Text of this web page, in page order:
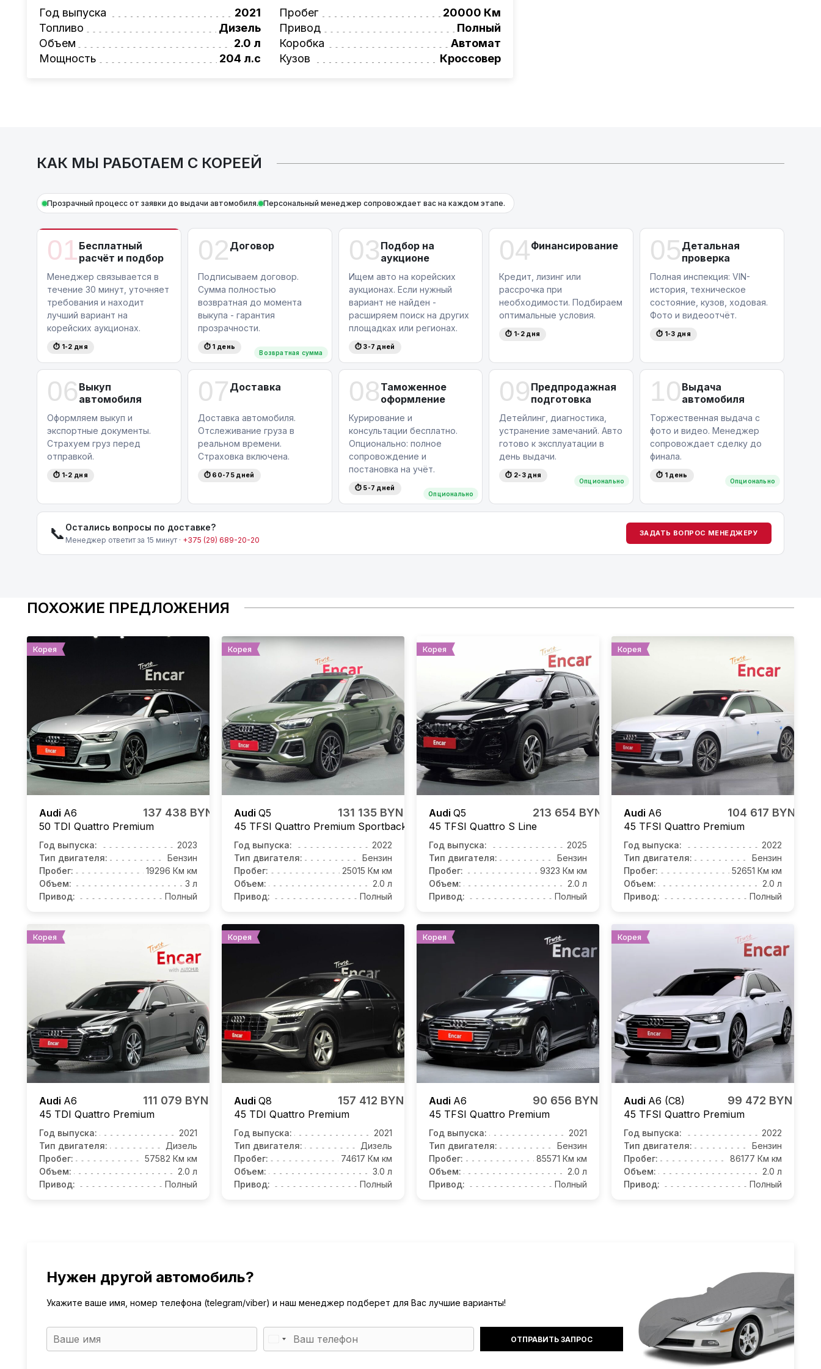
Также, для граждан РБ действует
лизинговая программа на НОВЫЕ автомобили.
Условия и подробности можно узнать по номеру:+375 (29) 689-20-20
AutoCapital
– просто доверьте работу профессионалам!
Год выпуска
2021
Топливо
Дизель
Объем
2.0 л
Мощность
204 л.с
Пробег
20000 Км
Привод
Полный
Коробка
Автомат
Кузов
Кроссовер
КАК МЫ РАБОТАЕМ С КОРЕЕЙ
Прозрачный процесс от заявки до выдачи автомобиля. Персональный менеджер сопровождает вас на каждом этапе.
01 Бесплатный
расчёт и подбор
Менеджер связывается в
течение 30 минут, уточняет
требования и находит
лучший вариант на
корейских аукционах.
⏱ 1-2 дня
02 Договор
Возвратная сумма
Подписываем договор.
Сумма полностью
возвратная до момента
выкупа - гарантия
прозрачности.
⏱ 1 день
03 Подбор на
аукционе
Ищем авто на корейских
аукционах. Если нужный
вариант не найден -
расширяем поиск на других
площадках или регионах.
⏱ 3-7 дней
04Финансирование
Кредит, лизинг или
рассрочка при
необходимости. Подбираем
оптимальные условия.
⏱ 1-2 дня
05 Детальная
проверка
Полная инспекция: VIN-
история, техническое
состояние, кузов, ходовая.
Фото и видеоотчёт.
⏱ 1-3 дня
06 Выкуп
автомобиля
Оформляем выкуп и
экспортные документы.
Страхуем груз перед
отправкой.
⏱ 1-2 дня
07 Доставка
Доставка автомобиля.
Отслеживание груза в
реальном времени.
Страховка включена.
⏱ 60-75 дней
08 Таможенное
оформление
Опционально
Курирование и
консультации бесплатно.
Опционально: полное
сопровождение и
постановка на учёт.
⏱ 5-7 дней
09 Предпродажная
подготовка
Опционально
Детейлинг, диагностика,
устранение замечаний. Авто
готово к эксплуатации в
день выдачи.
⏱ 2-3 дня
10 Выдача
автомобиля
Опционально
Торжественная выдача с
фото и видео. Менеджер
сопровождает сделку до
финала.
⏱ 1 день
📞 Остались вопросы по доставке?
Менеджер ответит за 15 минут · +375 (29) 689-20-20
ЗАДАТЬ ВОПРОС МЕНЕДЖЕРУ
ПОХОЖИЕ ПРЕДЛОЖЕНИЯ
Корея
Audi A6
50 TDI Quattro Premium
137 438 BYN
Год выпуска:
2023
Тип двигателя:
Бензин
Пробег:
19296 Км км
Объем:
3 л
Привод:
Полный
Корея
Audi Q5
45 TFSI Quattro Premium Sportback
131 135 BYN
Год выпуска:
2022
Тип двигателя:
Бензин
Пробег:
25015 Км км
Объем:
2.0 л
Привод:
Полный
Корея
Audi Q5
45 TFSI Quattro S Line
213 654 BYN
Год выпуска:
2025
Тип двигателя:
Бензин
Пробег:
9323 Км км
Объем:
2.0 л
Привод:
Полный
Корея
Audi A6
45 TFSI Quattro Premium
104 617 BYN
Год выпуска:
2022
Тип двигателя:
Бензин
Пробег:
52651 Км км
Объем:
2.0 л
Привод:
Полный
Корея
Audi A6
45 TDI Quattro Premium
111 079 BYN
Год выпуска:
2021
Тип двигателя:
Дизель
Пробег:
57582 Км км
Объем:
2.0 л
Привод:
Полный
Корея
Audi Q8
45 TDI Quattro Premium
157 412 BYN
Год выпуска:
2021
Тип двигателя:
Дизель
Пробег:
74617 Км км
Объем:
3.0 л
Привод:
Полный
Корея
Audi A6
45 TFSI Quattro Premium
90 656 BYN
Год выпуска:
2021
Тип двигателя:
Бензин
Пробег:
85571 Км км
Объем:
2.0 л
Привод:
Полный
Корея
Audi A6 (C8)
45 TFSI Quattro Premium
99 472 BYN
Год выпуска:
2022
Тип двигателя:
Бензин
Пробег:
86177 Км км
Объем:
2.0 л
Привод:
Полный
Нужен другой автомобиль?
Укажите ваше имя, номер телефона (telegram/viber) и наш менеджер подберет для Вас лучшие варианты!